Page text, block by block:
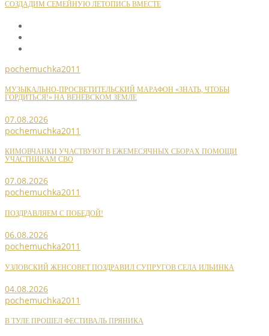
СОЗДАДИМ СЕМЕЙНУЮ ЛЕТОПИСЬ ВМЕСТЕ
pochemuchka2011
МУЗЫКАЛЬНО-ПРОСВЕТИТЕЛЬСКИЙ МАРАФОН «ЗНАТЬ, ЧТОБЫ
ГОРДИТЬСЯ!» НА ВЕНЕВСКОМ ЗЕМЛЕ
07.08.2026
pochemuchka2011
КИМОВЧАНКИ УЧАСТВУЮТ В ЕЖЕМЕСЯЧНЫХ СБОРАХ ПОМОЩИ
УЧАСТНИКАМ СВО
07.08.2026
pochemuchka2011
ПОЗДРАВЛЯЕМ С ПОБЕДОЙ!
06.08.2026
pochemuchka2011
УЗЛОВСКИЙ ЖЕНСОВЕТ ПОЗДРАВИЛ СУПРУГОВ СЕЛА ИЛЬИНКА
04.08.2026
pochemuchka2011
В ТУЛЕ ПРОШЕЛ ФЕСТИВАЛЬ ПРЯНИКА